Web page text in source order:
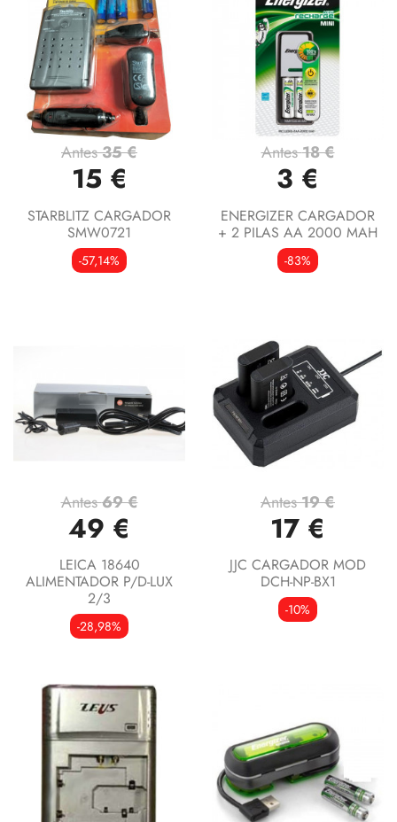
Antes35 €
15 €
STARBLITZ CARGADOR
SMW0721
-57,14%
Antes18 €
3 €
ENERGIZER CARGADOR
+ 2 PILAS AA 2000 MAH
-83%
Antes69 €
49 €
LEICA 18640
ALIMENTADOR P/D-LUX
2/3
-28,98%
Antes19 €
17 €
JJC CARGADOR MOD
DCH-NP-BX1
-10%